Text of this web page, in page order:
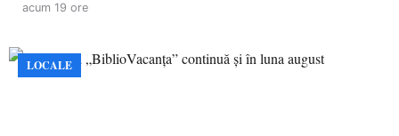
acum 19 ore
LOCALE